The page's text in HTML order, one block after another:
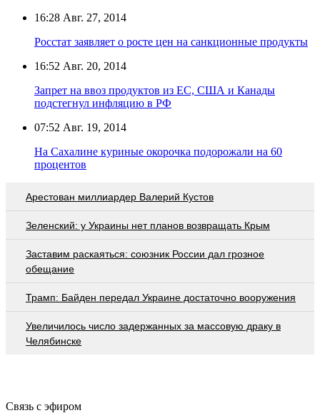
16:28 Авг. 27, 2014
Росстат заявляет о росте цен на санкционные продукты
16:52 Авг. 20, 2014
Запрет на ввоз продуктов из ЕС, США и Канады
подстегнул инфляцию в РФ
07:52 Авг. 19, 2014
На Сахалине куриные окорочка подорожали на 60
процентов
Арестован миллиардер Валерий Кустов
Зеленский: у Украины нет планов возвращать Крым
Заставим раскаяться: союзник России дал грозное
обещание
Трамп: Байден передал Украине достаточно вооружения
Увеличилось число задержанных за массовую драку в
Челябинске
Связь с эфиром